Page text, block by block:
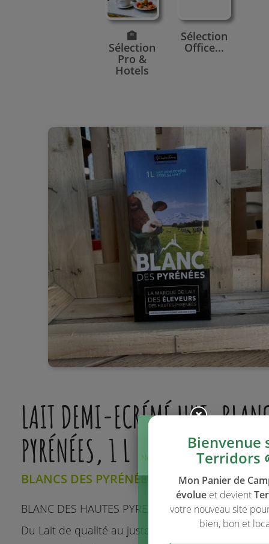
🏨
Sélection
Pro &
Hotels
Sélection
Office...
LAIT DEMI-ECRÉMÉ UHT,
PYRÉNÉES, 1 L
BLANCS DES PYRÉNÉES
BLANC DES HAUTES PYRENEES
Du Lait de qualité au juste prix pour les éleveurs.
Bienvenue
Terridors
Mon Panier de
évolue et devient
votre nouveau site
bien, bon et
Ne plus afficher